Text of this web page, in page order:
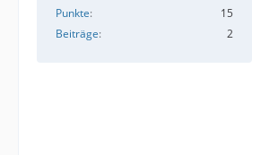
Punkte
15
Beiträge
2